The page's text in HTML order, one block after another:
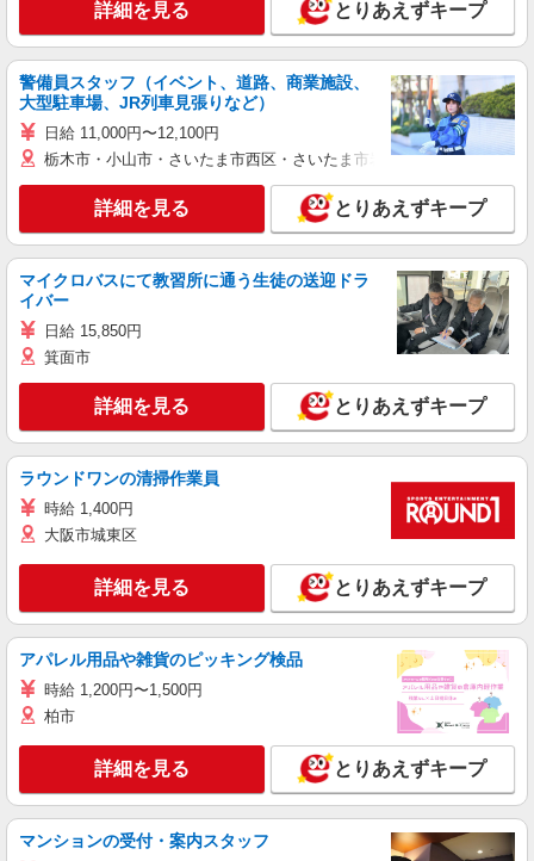
詳細を見る とりあえずキープ
警備員スタッフ（イベント、道路、商業施設、
大型駐車場、JR列車見張りなど）
日給 11,000円〜12,100円
栃木市・小山市・さいたま市西区・さいたま市岩槻区・久喜市・蓮田
詳細を見る とりあえずキープ
マイクロバスにて教習所に通う生徒の送迎ドラ
イバー
日給 15,850円
箕面市
詳細を見る とりあえずキープ
ラウンドワンの清掃作業員
時給 1,400円
大阪市城東区
詳細を見る とりあえずキープ
アパレル用品や雑貨のピッキング検品
時給 1,200円〜1,500円
柏市
詳細を見る とりあえずキープ
マンションの受付・案内スタッフ